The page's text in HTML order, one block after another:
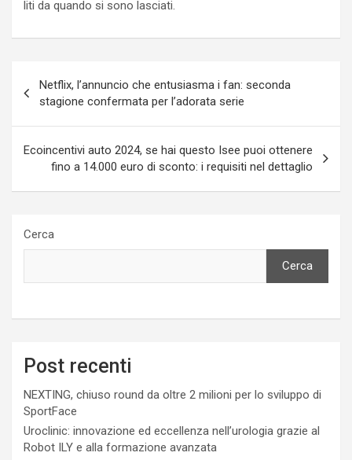
liti da quando si sono lasciati.
articoli
Netflix, l’annuncio che entusiasma i fan: seconda
stagione confermata per l’adorata serie
Ecoincentivi auto 2024, se hai questo Isee puoi ottenere
fino a 14.000 euro di sconto: i requisiti nel dettaglio
Cerca
Cerca
Post recenti
NEXTING, chiuso round da oltre 2 milioni per lo sviluppo di
SportFace
Uroclinic: innovazione ed eccellenza nell’urologia grazie al
Robot ILY e alla formazione avanzata